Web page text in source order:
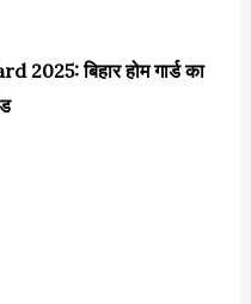
बिहार होम गार्ड का